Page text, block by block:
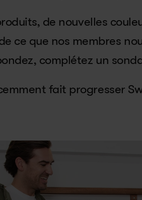
de nouvelles
ce que nos membres
complétez un
fait progresser